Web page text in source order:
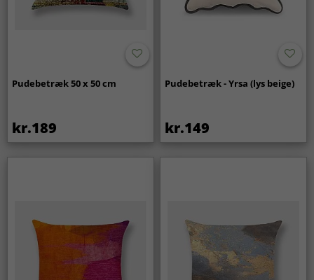
Pudebetræk 50 x 50 cm
kr.189
Pudebetræk - Yrsa (lys beige)
kr.149